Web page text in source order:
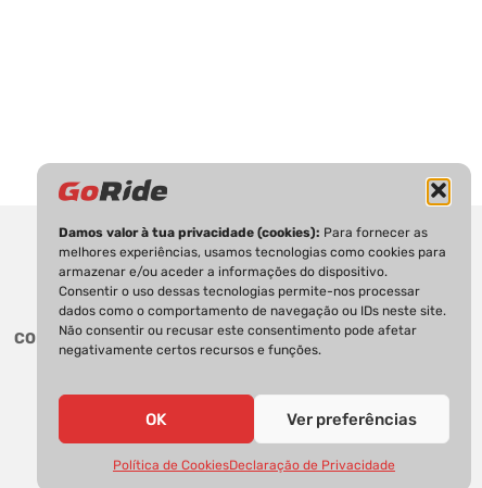
Damos valor à tua privacidade (cookies): Para fornecer as
melhores experiências, usamos tecnologias como cookies para
armazenar e/ou aceder a informações do dispositivo.
Consentir o uso dessas tecnologias permite-nos processar
dados como o comportamento de navegação ou IDs neste site.
Não consentir ou recusar este consentimento pode afetar
negativamente certos recursos e funções.
OK Ver preferências
Política de CookiesDeclaração de Privacidade
CONTACTOS